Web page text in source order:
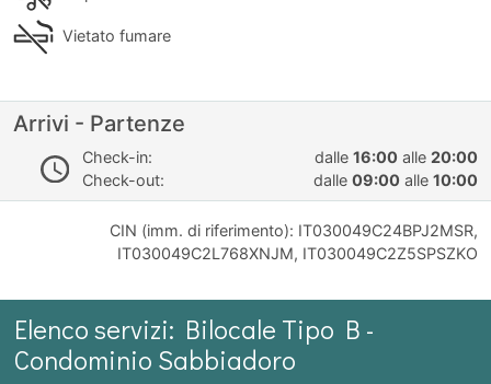
Vietato fumare
Arrivi - Partenze
Check-in: dalle 16:00 alle 20:00
Check-out:
dalle 09:00 alle 10:00
CIN (imm. di riferimento): IT030049C24BPJ2MSR,
IT030049C2L768XNJM, IT030049C2Z5SPSZKO
Elenco servizi: Bilocale Tipo B -
Condominio Sabbiadoro